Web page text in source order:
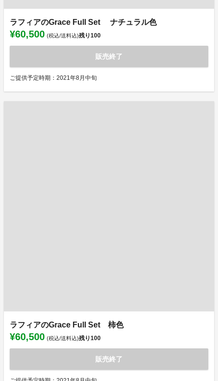
ラフィアのGrace Full Set ナチュラル色
¥60,500 (税込/送料込)残り100
販売終了
ご提供予定時期：2021年8月中旬
ラフィアのGrace Full Set 柿色
¥60,500 (税込/送料込)残り100
販売終了